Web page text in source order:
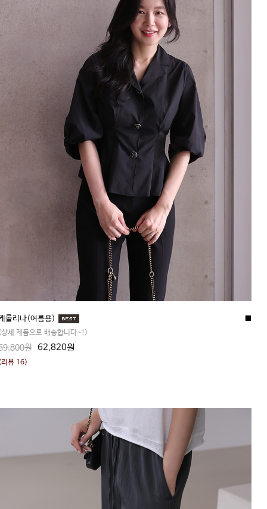
롤리나(여름용)
세 제품으로 배송합니다~!)
원 62,820원
뷰 16)